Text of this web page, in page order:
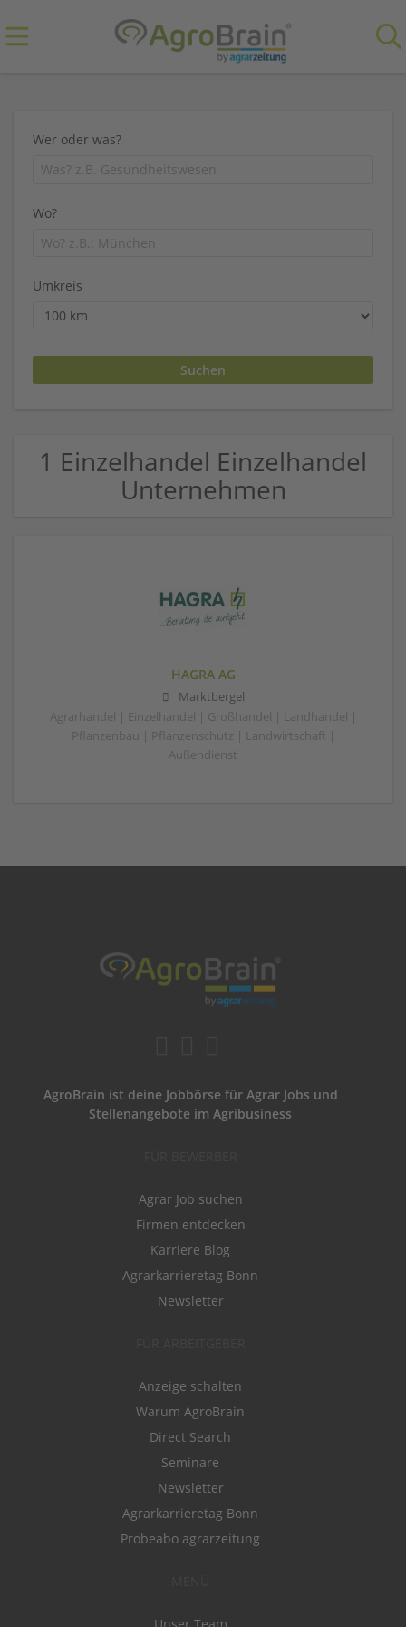
Wer oder was?
Wo?
Umkreis
1 Einzelhandel Einzelhandel
Unternehmen
HAGRA AG
Marktbergel
Agrarhandel | Einzelhandel | Großhandel | Landhandel |
Pflanzenbau | Pflanzenschutz | Landwirtschaft |
Außendienst
AgroBrain ist deine Jobbörse für Agrar Jobs und
Stellenangebote im Agribusiness
Agrar Job suchen
Firmen entdecken
Karriere Blog
Agrarkarrieretag Bonn
Newsletter
Anzeige schalten
Warum AgroBrain
Direct Search
Seminare
Newsletter
Agrarkarrieretag Bonn
Probeabo agrarzeitung